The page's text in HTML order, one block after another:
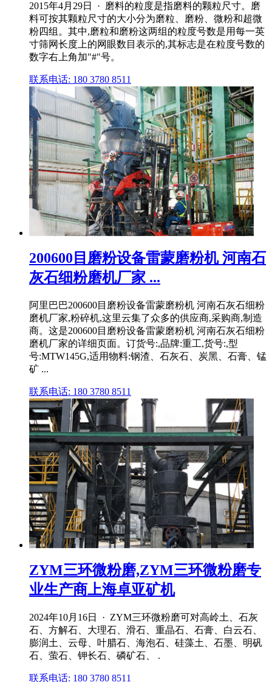
2015年4月29日 · 磨料的粒度是指磨料的颗粒尺寸。磨
料可按其颗粒尺寸的大小分为磨粒、磨粉、微粉和超微
粉四组。其中,磨粒和磨粉这两组的粒度号数是用每一英
寸筛网长度上的网眼数目表示的,其标志是在粒度号数的
数字右上角加"#"号。
联系电话: 180 3780 8511
200600目磨粉设备雷蒙磨粉机 河南石
灰石细粉磨机厂家 ...
阿里巴巴200600目磨粉设备雷蒙磨粉机 河南石灰石细粉
磨机厂家,粉碎机,这里云集了众多的供应商,采购商,制造
商。这是200600目磨粉设备雷蒙磨粉机 河南石灰石细粉
磨机厂家的详细页面。订货号:,品牌:重工,货号:,型
号:MTW145G,适用物料:钢渣、石灰石、炭黑、石膏、锰
矿 ...
联系电话: 180 3780 8511
ZYM三环微粉磨,ZYM三环微粉磨专
业生产商上海卓亚矿机
2024年10月16日 · ZYM三环微粉磨可对高岭土、石灰
石、方解石、大理石、滑石、重晶石、石膏、白云石、
膨润土、云母、叶腊石、海泡石、硅藻土、石墨、明矾
石、萤石、钾长石、磷矿石、 .
联系电话: 180 3780 8511